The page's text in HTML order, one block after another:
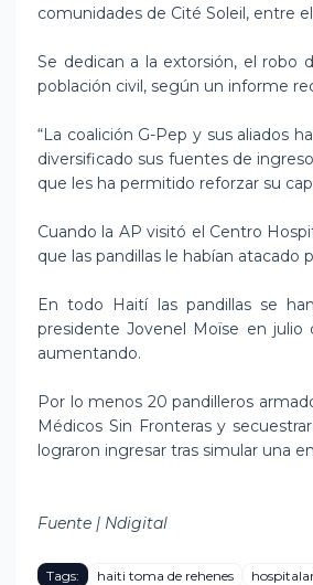
comunidades de Cité Soleil, entre
Se dedican a la extorsión, el robo
población civil, según un informe
“La coalición G-Pep y sus aliados
diversificado sus fuentes de
que les ha permitido reforzar su
Cuando la AP visitó el Centro
que las pandillas le habían
En todo Haití las pandillas se
presidente Jovenel Moïse en julio
aumentando.
Por lo menos 20 pandilleros
Médicos Sin Fronteras y
lograron ingresar tras simular una
Fuente | Ndigital
Tags: haiti toma de rehenes